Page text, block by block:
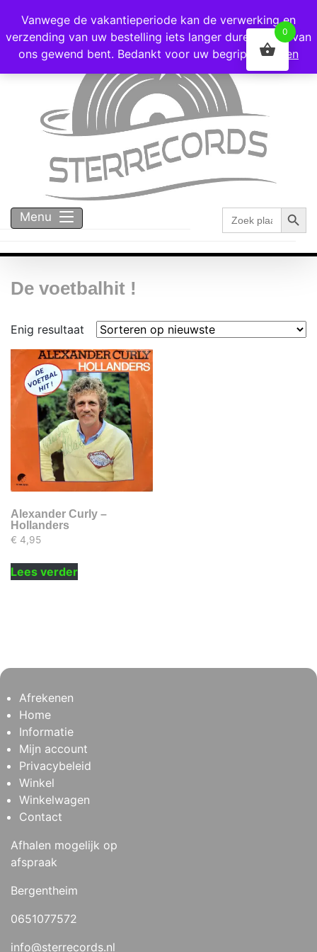
Voor 16:00 besteld = vandaag verzonden!
Menu
Zoek
naar:
De voetbalhit !
Enig resultaat
Alexander Curly –
Hollanders
€ 4,95
Lees verder
Afrekenen
Home
Informatie
Mijn account
Privacybeleid
Winkel
Winkelwagen
Contact
Afhalen mogelijk op
afspraak
Bergentheim
0651077572
info@sterrecords.nl
Vanwege de vakantieperiode kan de verwerking en
verzending van uw bestelling iets langer duren dan u van
ons gewend bent. Bedankt voor uw begrip!
Negeren
0